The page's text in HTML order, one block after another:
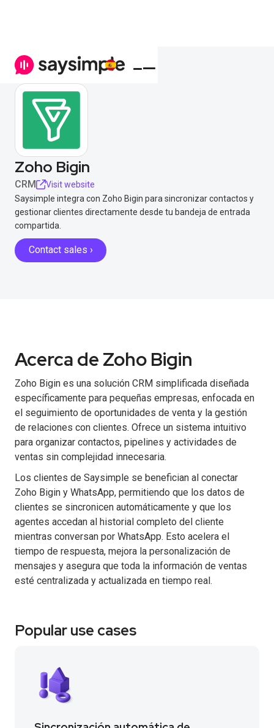
Zoho Bigin
CRM
Visit website
Saysimple integra con Zoho Bigin para sincronizar contactos y
gestionar clientes directamente desde tu bandeja de entrada
compartida.
Contact sales ›
Acerca de Zoho Bigin
Zoho Bigin es una solución CRM simplificada diseñada
específicamente para pequeñas empresas, enfocada en
el seguimiento de oportunidades de venta y la gestión
de relaciones con clientes. Ofrece un sistema intuitivo
para organizar contactos, pipelines y actividades de
ventas sin complejidad innecesaria.
Los clientes de Saysimple se benefician al conectar
Zoho Bigin y WhatsApp, permitiendo que los datos de
clientes se sincronicen automáticamente y que los
agentes accedan al historial completo del cliente
mientras conversan por WhatsApp. Esto acelera el
tiempo de respuesta, mejora la personalización de
mensajes y asegura que toda la información de ventas
esté centralizada y actualizada en tiempo real.
Popular use cases